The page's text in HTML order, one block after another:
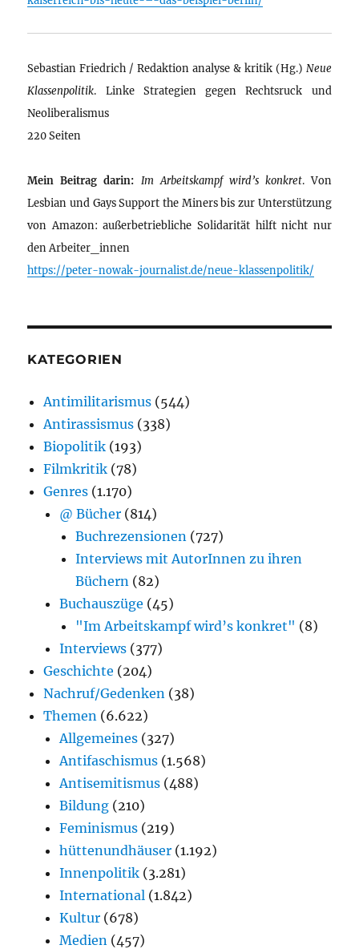
Sebastian Friedrich / Redaktion analyse & kritik (Hg.) Neue
Klassenpolitik. Linke Strategien gegen Rechtsruck und
Neoliberalismus
220 Seiten
Mein Beitrag darin: Im Arbeitskampf wird’s konkret. Von
Lesbian und Gays Support the Miners bis zur Unterstützung
von Amazon: außerbetriebliche Solidarität hilft nicht nur
den Arbeiter_innen
https://peter-nowak-journalist.de/neue-klassenpolitik/
KATEGORIEN
Antimilitarismus (544)
Antirassismus (338)
Biopolitik (193)
Filmkritik (78)
Genres (1.170)
@ Bücher (814)
Buchrezensionen (727)
Interviews mit AutorInnen zu ihren
Büchern (82)
Buchauszüge (45)
"Im Arbeitskampf wird’s konkret" (8)
Interviews (377)
Geschichte (204)
Nachruf/Gedenken (38)
Themen (6.622)
Allgemeines (327)
Antifaschismus (1.568)
Antisemitismus (488)
Bildung (210)
Feminismus (219)
hüttenundhäuser (1.192)
Innenpolitik (3.281)
International (1.842)
Kultur (678)
Medien (457)